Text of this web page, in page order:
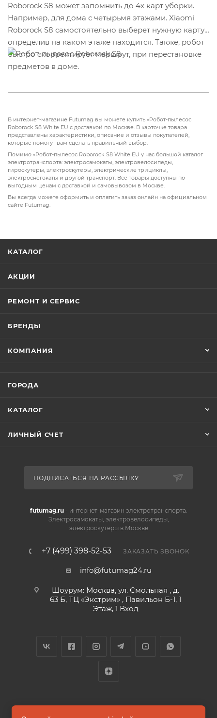
Roborock S8 может запомнить до 4х карт уборки.
Например, для дома с четырьмя этажами. Xiaomi
Roborock S8 самостоятельно выберет нужную карту,
определив на каком этаже находится. Также, робот
быстро скорректирует маршрут, при перестановке
предметов в доме.
В интернет-магазине Futumag вы можете купить «Робот-пылесос
Roborock S8 White EU с доставкой по Москве. В карточке товара
представлены характеристики, описание и отзывы покупателей,
которые помогут вам сделать правильный выбор.
Помимо «Робот-пылесос Roborock S8 White EU у нас большой каталог
электротранспорта: электросамокаты, электровелосипеды,
гироскутеры, электроскутеры, электрические трициклы,
электроснегокаты и другой транспорт. Все товары доступны по
выгодным ценам с доставкой и самовывозом в Москве.
Вы всегда можете оформить и оплатить заказ онлайн на официальном
сайте Futumag.
КАТАЛОГ
АКЦИИ
РЕМОНТ И СЕРВИС
БРЕНДЫ
КОМПАНИЯ
ГОРОДА
КАТАЛОГ
ЛИЧНЫЙ СЧЕТ
ПОДПИСАТЬСЯ НА РАССЫЛКУ
futumag.ru- интернет-магазин электротранспорта.
Электросамокаты, электровелосипеды,
электроскутеры в Москве
+7 (499) 398-52-53 ЗАКАЗАТЬ ЗВОНОК
info@futumag24.ru
Шоурум: Москва, ул. Смольная , д.
63 Б, ТЦ «Экстрим» , Павильон Б-1, 1
Этаж, 1 Вход
2026 © FUTUMAG.RU